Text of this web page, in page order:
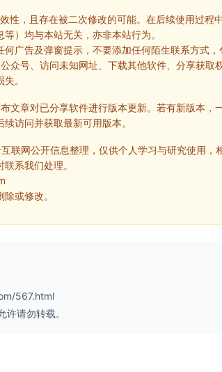
性，且存在被二次修改的可能。在后续使用过程
）均与本站无关，亦非本站行为。
何广告及弹窗提示，不要添加任何陌生联系方式
众号、访问未知网址、下载其他软件、分享获取
。
文章对已分享软件进行版本更新。若有新版本，
访问并获取最新可用版本。
联网公开信息整理，仅供个人学习与研究使用，
系我们处理。
或修改。
567.html
请勿转载。